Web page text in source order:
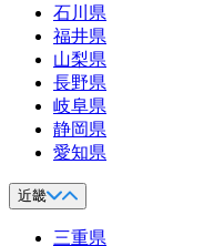
石川県
福井県
山梨県
長野県
岐阜県
静岡県
愛知県
近畿
三重県